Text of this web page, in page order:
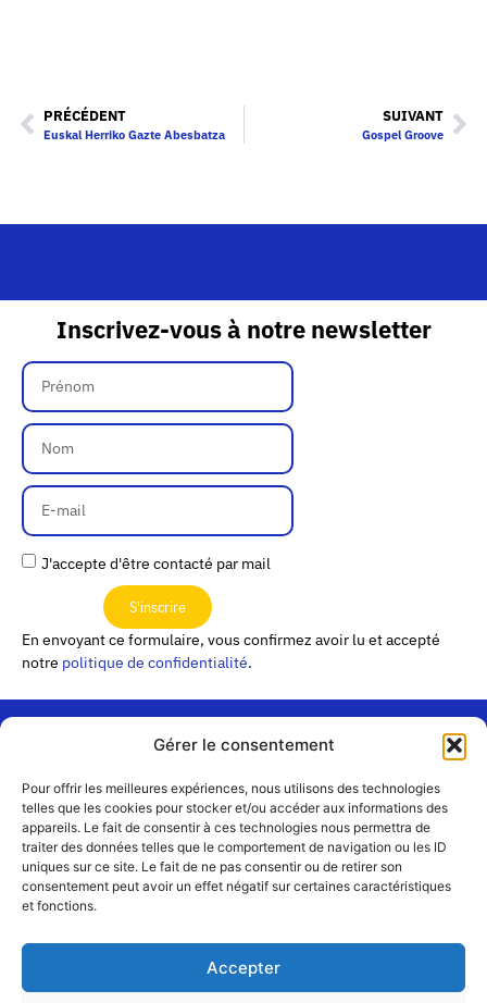
Gérer le consentement
Pour offrir les meilleures expériences, nous utilisons des technologies
telles que les cookies pour stocker et/ou accéder aux informations des
appareils. Le fait de consentir à ces technologies nous permettra de
traiter des données telles que le comportement de navigation ou les ID
uniques sur ce site. Le fait de ne pas consentir ou de retirer son
consentement peut avoir un effet négatif sur certaines caractéristiques
et fonctions.
Accepter
PRÉCÉDENT
Euskal Herriko Gazte Abesbatza
SUIVANT
Gospel Groove
Inscrivez-vous à notre newsletter
J'accepte d'être contacté par mail
S'inscrire
En envoyant ce formulaire, vous confirmez avoir lu et accepté
notre politique de confidentialité.
Contact
Équipe
Mentions
légales
« Les
Passerelles »
24 Avenue
Joannès
Masset
CS51001
cedex 09
+33 4 72 19
Rejoignez-
nous